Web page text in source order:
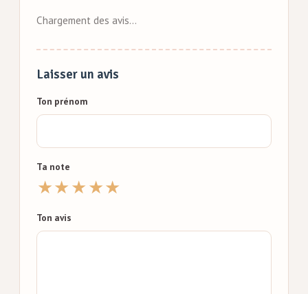
Chargement des avis…
Laisser un avis
Ton prénom
Ta note
★★ ★ ★★
Ton avis